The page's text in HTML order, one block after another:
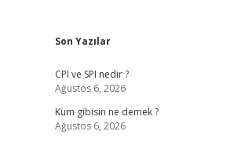
Sidebar
Son Yazılar
CPI ve SPI nedir ?
Ağustos 6, 2026
Kum gibisin ne demek ?
Ağustos 6, 2026